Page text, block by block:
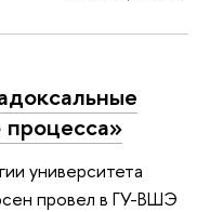
процесса»
университета
провел в ГУ-ВШЭ